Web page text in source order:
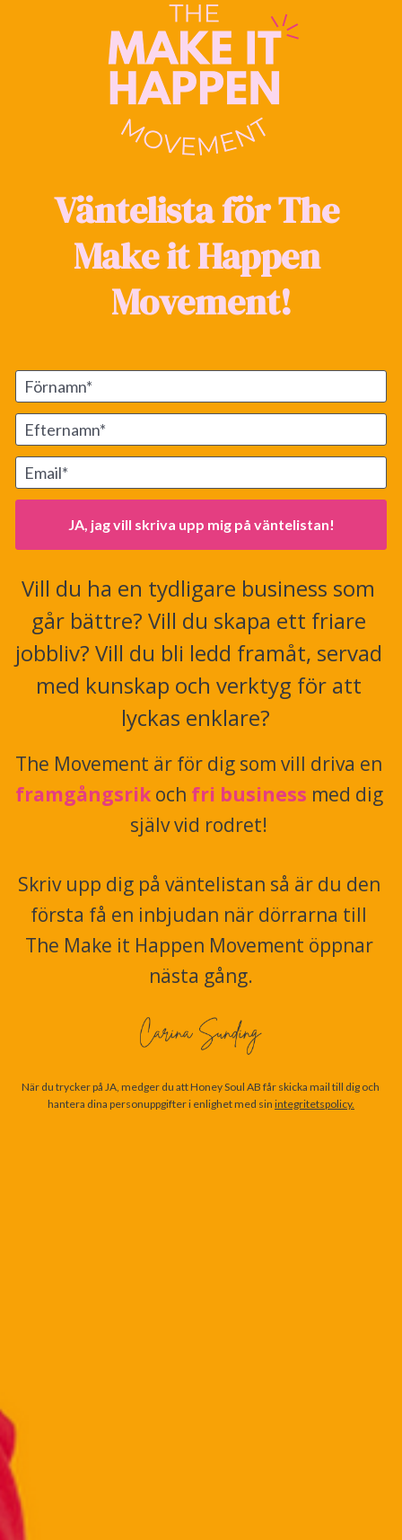
Väntelista för The
Make it Happen
Movement!
Förnamn*
Efternamn*
Email*
JA, jag vill skriva upp mig på väntelistan!
Vill du ha en tydligare business som
går bättre? Vill du skapa ett friare
jobbliv? Vill du bli ledd framåt, servad
med kunskap och verktyg för att
lyckas enklare?
The Movement är för dig som vill driva en
framgångsrik och fri business med dig
själv vid rodret!
Skriv upp dig på väntelistan så är du den
första få en inbjudan när dörrarna till
The Make it Happen Movement öppnar
nästa gång.
När du trycker på JA, medger du att Honey Soul AB får skicka mail till dig och
hantera dina personuppgifter i enlighet med sin integritetspolicy.